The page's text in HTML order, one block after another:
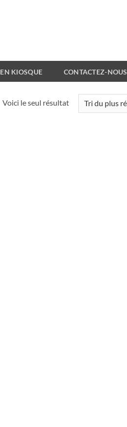
EN KIOSQUE CONTACTEZ-NOUS
Voici le seul résultat